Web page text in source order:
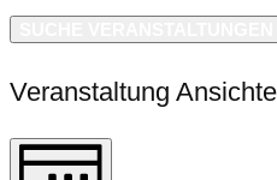
Veranstaltung